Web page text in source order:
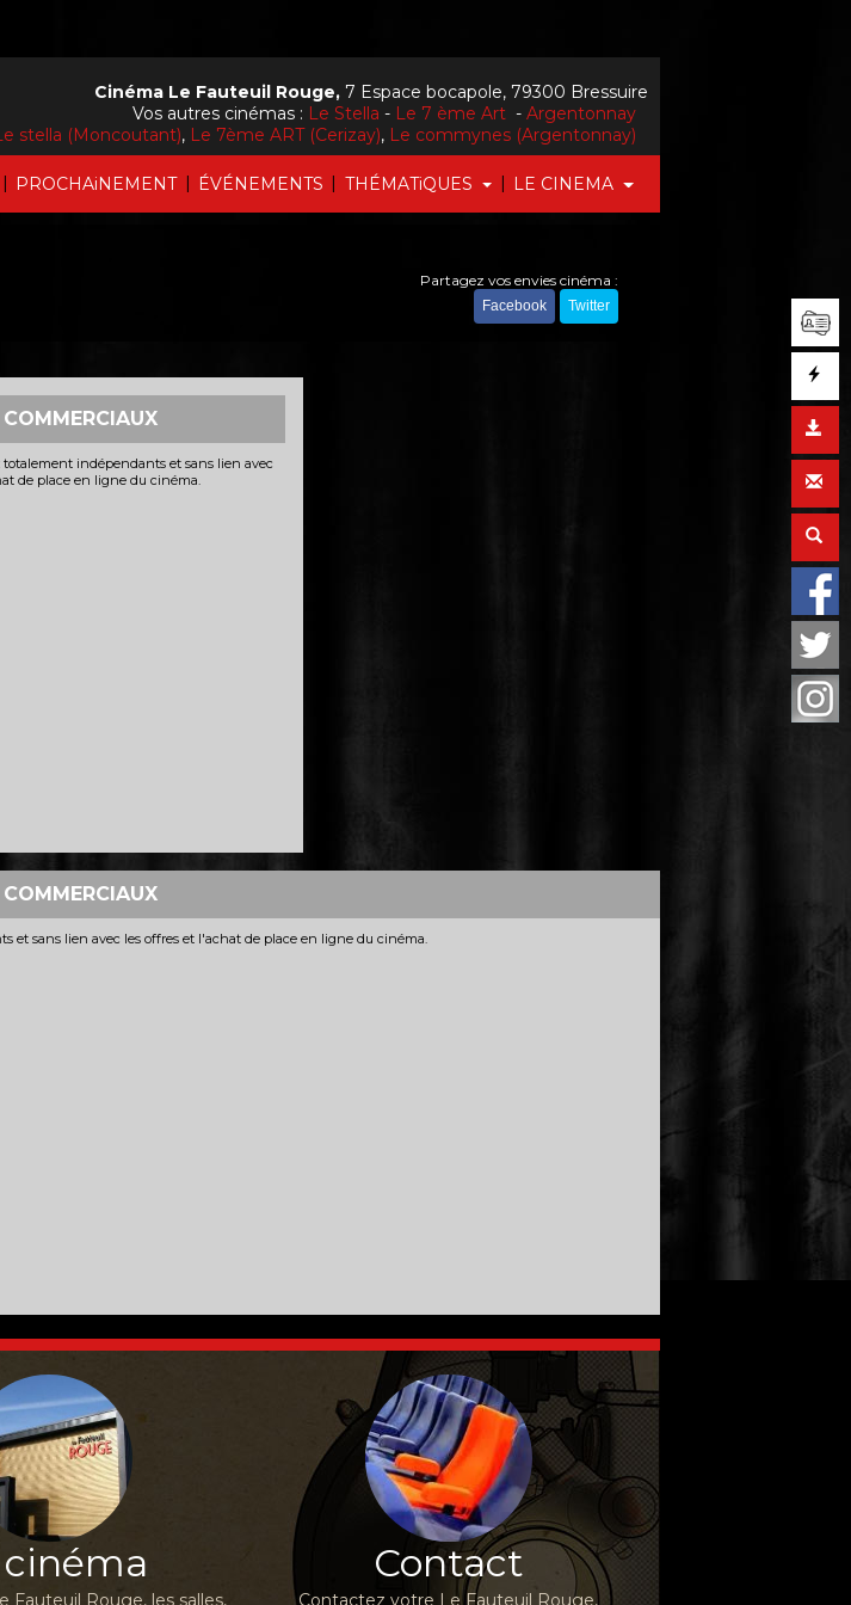
| PROCHAiNEMENT | ÉVÉNEMENTS | THÉMATiQUES | LE CINEMA
Cinéma Le Fauteuil Rouge, 7 Espace bocapole, 79300 Bressuire
Vos autres cinémas : Le Stella - Le 7 ème Art - Argentonnay
stella (Moncoutant), Le 7ème ART (Cerizay), Le commynes (Argentonnay)
Partagez vos envies cinéma :
Facebook Twitter
COMMERCIAUX
indépendants et sans lien avec
de place en ligne du cinéma.
COMMERCIAUX
et sans lien avec les offres et l'achat de place en ligne du cinéma.
cinéma
Fauteuil Rouge, les salles,
Contact
Contactez votre Le Fauteuil Rouge,